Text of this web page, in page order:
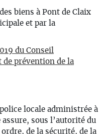
biens à Pont de Claix
et par la
du Conseil
prévention de la
locale administrée à
assure, sous l’autorité du
de la sécurité, de la